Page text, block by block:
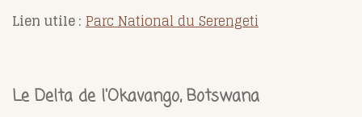
Lien utile : Parc National du Serengeti
Le Delta de l'Okavango, Botswana